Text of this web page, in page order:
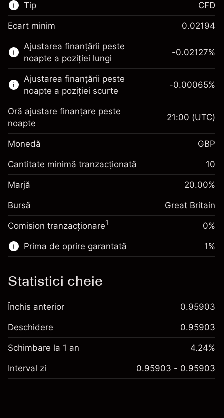
Tip
Această piață financiară este disponibilă
pentru tranzacționarea CFD-urilor.
Aflați mai multe despre:
CFD-uri
CFD
Ecart minim 0.02194
Ajustarea finanțării peste
noapte a poziției lungi
Marja. Investiția Dvs.
£1,000.00
Ajustare finanțare peste
noapte
poziției
%
(-£1.06)
Dimensiunea tranzacției cu efect de levier
£5,000.00
Bani din efectul de levier ~ $
-0.02127%
Ajustarea finanțării peste
noapte a poziției scurte
Marja. Investiția Dvs.
£1,000.00
Ajustare finanțare peste
Taxat la valoarea totală a
poziției
-0.000647
%
Dimensiunea tranzacției cu efect de levier
£5,000.00
-0.00065%
Oră ajustare finanțare peste
noapte
21:00 (UTC)
Monedă GBP
Cantitate minimă tranzacționată 10
Marjă 20.00%
Bursă Great Britain
Comision tranzacționare1 0%
Prima de oprire garantată
Comisioane
1%
Statistici cheie
Închis anterior 0.95903
Deschidere 0.95903
Schimbare la 1 an 4.24%
Interval zi 0.95903 - 0.95903